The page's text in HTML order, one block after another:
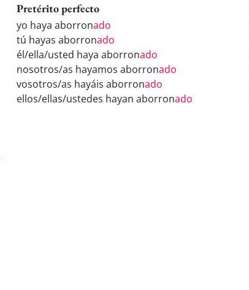
Pretérito perfecto
yo haya aborronado
tú hayas aborronado
él/ella/usted haya aborronado
nosotros/as hayamos aborronado
vosotros/as hayáis aborronado
ellos/ellas/ustedes hayan aborronado